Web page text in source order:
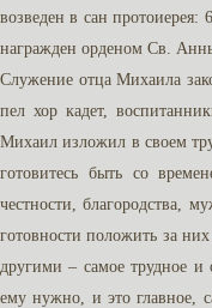
возведен в сан
награжден орденом Св.
Служение отца Михаила
пел хор кадет,
Михаил изложил в своем
готовитесь быть со
честности, благородства,
готовности положить за
другими – самое трудное и
ему нужно, и это главное,